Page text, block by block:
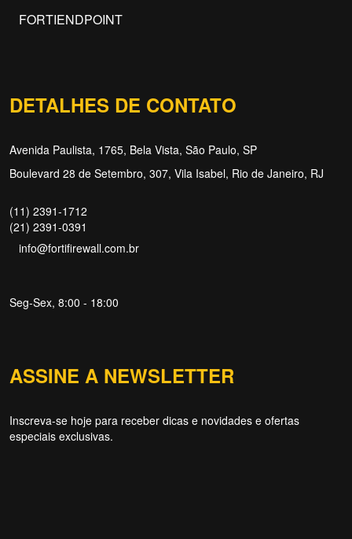
FORTIENDPOINT
DETALHES DE CONTATO
Avenida Paulista, 1765, Bela Vista, São Paulo, SP
Boulevard 28 de Setembro, 307, Vila Isabel, Rio de Janeiro, RJ
(11) 2391-1712
(21) 2391-0391
info@fortifirewall.com.br
Seg-Sex, 8:00 - 18:00
ASSINE A NEWSLETTER
Inscreva-se hoje para receber dicas e novidades e ofertas
especiais exclusivas.
NOME